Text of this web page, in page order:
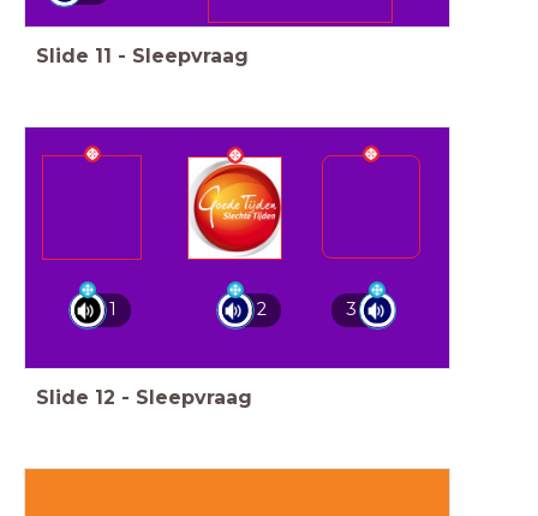
Slide 11 - Sleepvraag
1 2 3
Slide 12 - Sleepvraag